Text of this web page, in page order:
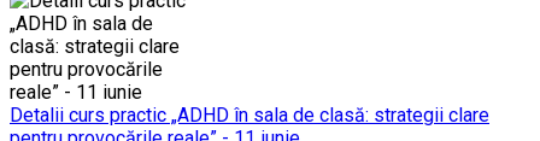
Detalii curs practic „ADHD în sala de clasă: strategii clare